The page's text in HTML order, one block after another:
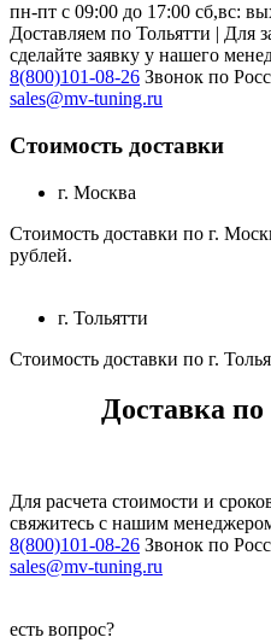
пн-пт с 09:00 до 17:00 сб,вс:
Доставляем по Тольятти | Для
сделайте заявку у нашего
8(800)101-08-26 Звонок по
sales@mv-tuning.ru
Стоимость доставки
г. Москва
Стоимость доставки по г.
рублей.
г. Тольятти
Стоимость доставки по г.
Доставка
Для расчета стоимости и
свяжитесь с нашим
8(800)101-08-26 Звонок по
sales@mv-tuning.ru
есть вопрос?